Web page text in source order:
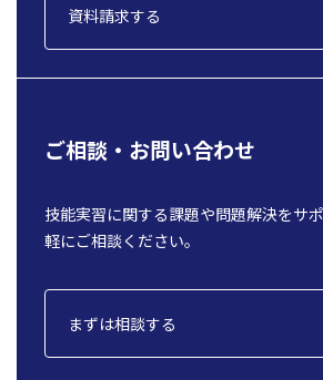
資料請求する
ご相談・お問い合わせ
技能実習に関する課題や問題解決をサ
軽にご相談ください。
まずは相談する